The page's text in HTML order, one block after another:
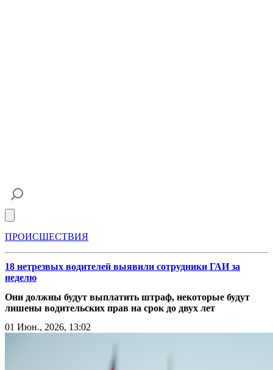
ПРОИСШЕСТВИЯ
18 нетрезвых водителей выявили сотрудники ГАИ за
неделю
Они должны будут выплатить штраф, некоторые будут
лишены водительских прав на срок до двух лет
01 Июн., 2026, 13:02